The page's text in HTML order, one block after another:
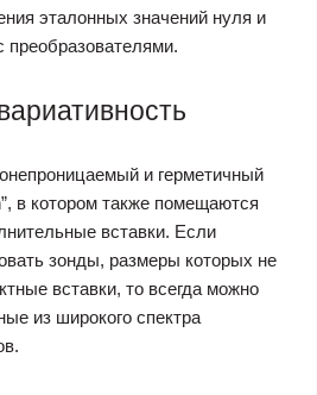
эталонных значений нуля и
преобразователями.
и герметичный
в котором также помещаются
вставки. Если
зонды, размеры которых не
вставки, то всегда можно
из широкого спектра